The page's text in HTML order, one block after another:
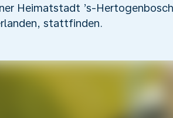
Heimatstadt ’s-
stattfinden.